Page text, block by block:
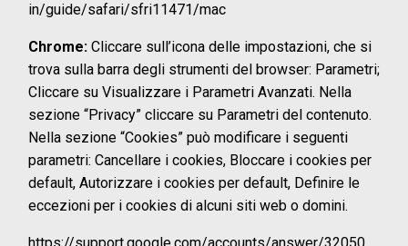
in/guide/safari/sfri11471/mac
Chrome: Cliccare sull’icona delle impostazioni, che si
trova sulla barra degli strumenti del browser: Parametri;
Cliccare su Visualizzare i Parametri Avanzati. Nella
sezione “Privacy” cliccare su Parametri del contenuto.
Nella sezione “Cookies” può modificare i seguenti
parametri: Cancellare i cookies, Bloccare i cookies per
default, Autorizzare i cookies per default, Definire le
eccezioni per i cookies di alcuni siti web o domini.